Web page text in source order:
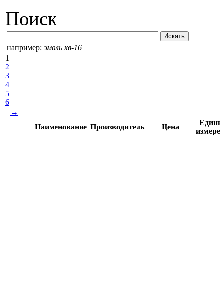
Поиск
например: эмаль хв-16
1
2
3
4
5
6
→
Наименование Производитель Цена